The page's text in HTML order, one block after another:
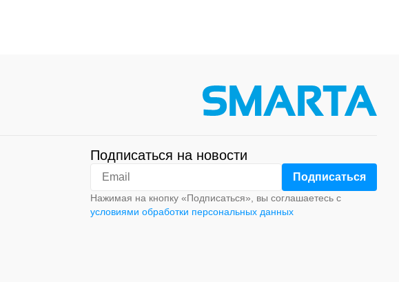
Подписаться на новости
Нажимая на кнопку «Подписаться», вы соглашаетесь с
условиями обработки персональных данных